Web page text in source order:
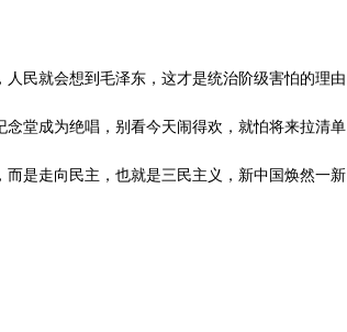
民就会想到毛泽东，这才是统治阶级害怕的理由
堂成为绝唱，别看今天闹得欢，就怕将来拉清单
是走向民主，也就是三民主义，新中国焕然一新